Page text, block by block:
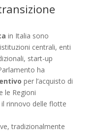
in Italia sono
centrali, enti
start-up
ha
per l’acquisto di
le Regioni
rinnovo delle flotte
tradizionalmente